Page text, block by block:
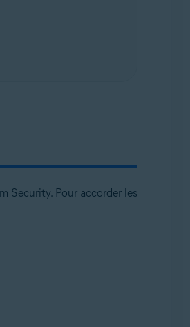
Security. Pour accorder les